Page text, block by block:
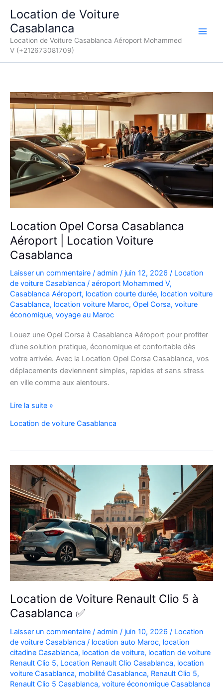
contenu
Location de Voiture
Casablanca
Location de Voiture Casablanca Aéroport Mohammed
V (+212673081709)
Location Opel Corsa Casablanca
Aéroport | Location Voiture
Casablanca
Laisser un commentaire / admin / juin 12, 2026 / Location
de voiture Casablanca / aéroport Mohammed V,
Casablanca Aéroport, location courte durée, location voiture
Casablanca, location voiture Maroc, Opel Corsa, voiture
économique, voyage au Maroc
Louez une Opel Corsa à Casablanca Aéroport pour profiter
d’une solution pratique, économique et confortable dès
votre arrivée. Avec la Location Opel Corsa Casablanca, vos
déplacements deviennent simples, rapides et sans stress
en ville comme aux alentours.
Location
Corsa
Aéroport
|
Location
Voiture
Casablanca
Lire la suite »
Location de voiture Casablanca
Location de Voiture Renault Clio 5 à
Casablanca ✅
Laisser un commentaire / admin / juin 10, 2026 / Location
de voiture Casablanca / location auto Maroc, location
citadine Casablanca, location de voiture, location de voiture
Renault Clio 5, Location Renault Clio Casablanca, location
voiture Casablanca, mobilité Casablanca, Renault Clio 5,
Renault Clio 5 Casablanca, voiture économique Casablanca